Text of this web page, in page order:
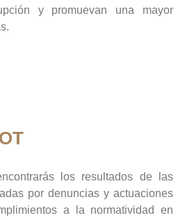
y promuevan una mayor
los resultados de las
por denuncias y actuaciones
a la normatividad en